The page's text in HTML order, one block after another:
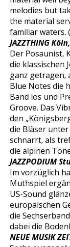
melodies but
the material
familiar waters.
JAZZTHING
Der Posaunist,
die klassischen
ganz getragen,
Blue Notes die
Band los und
Groove. Das
den
die Bläser
schnarrt, als
die alpinen
JAZZPODIUM
Im vorzüglich
Muthspiel
US-Sound
europäischen
die
dabei die
NEUE MUSIK